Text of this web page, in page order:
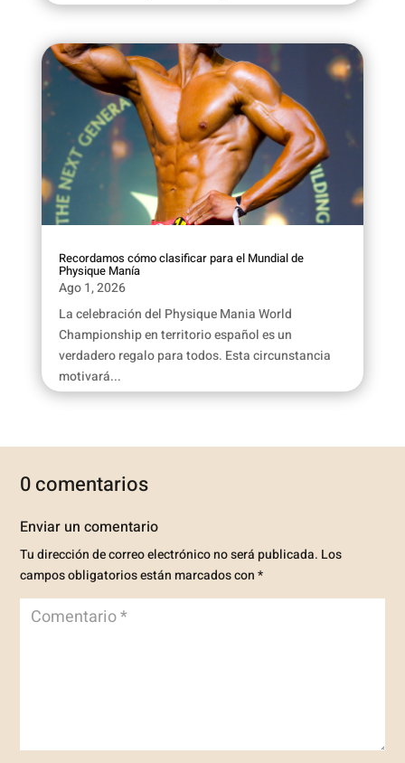
Recordamos cómo clasificar para el Mundial de
Physique Manía
Ago 1, 2026
La celebración del Physique Mania World
Championship en territorio español es un
verdadero regalo para todos. Esta circunstancia
motivará...
0 comentarios
Enviar un comentario
Tu dirección de correo electrónico no será publicada. Los
campos obligatorios están marcados con*